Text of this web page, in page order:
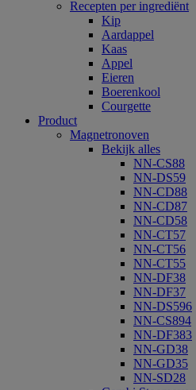
Recepten per ingrediënt
Kip
Aardappel
Kaas
Appel
Eieren
Boerenkool
Courgette
Product
Magnetronoven
Bekijk alles
NN-CS88
NN-DS59
NN-CD88
NN-CD87
NN-CD58
NN-CT57
NN-CT56
NN-CT55
NN-DF38
NN-DF37
NN-DS596
NN-CS894
NN-DF383
NN-GD38
NN-GD35
NN-SD28